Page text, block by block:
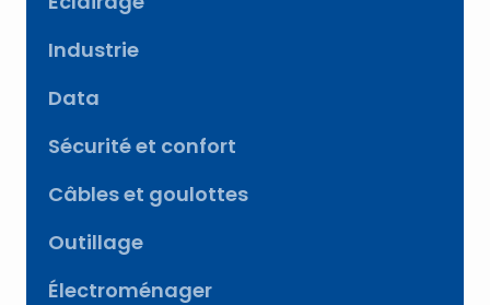
Industrie
Data
Sécurité et confort
Câbles et goulottes
Outillage
Électroménager